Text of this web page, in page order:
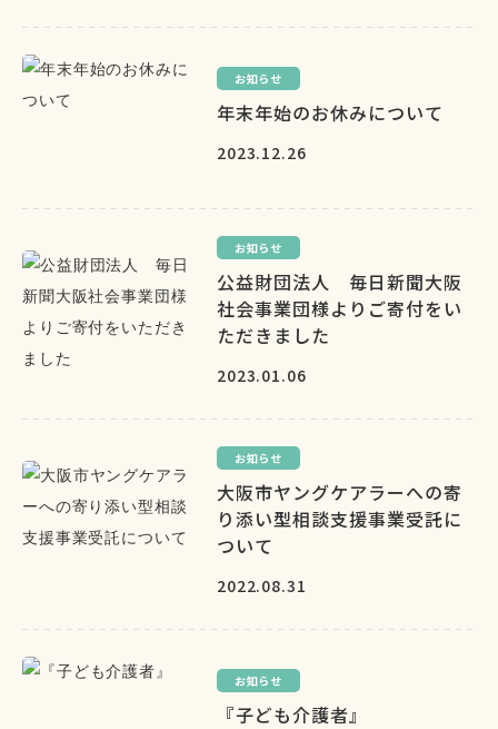
お知らせ
年末年始のお休みについて
2023.12.26
お知らせ
公益財団法人 毎日新聞大阪
社会事業団様よりご寄付をい
ただきました
2023.01.06
お知らせ
大阪市ヤングケアラーへの寄
り添い型相談支援事業受託に
ついて
2022.08.31
お知らせ
『子ども介護者』